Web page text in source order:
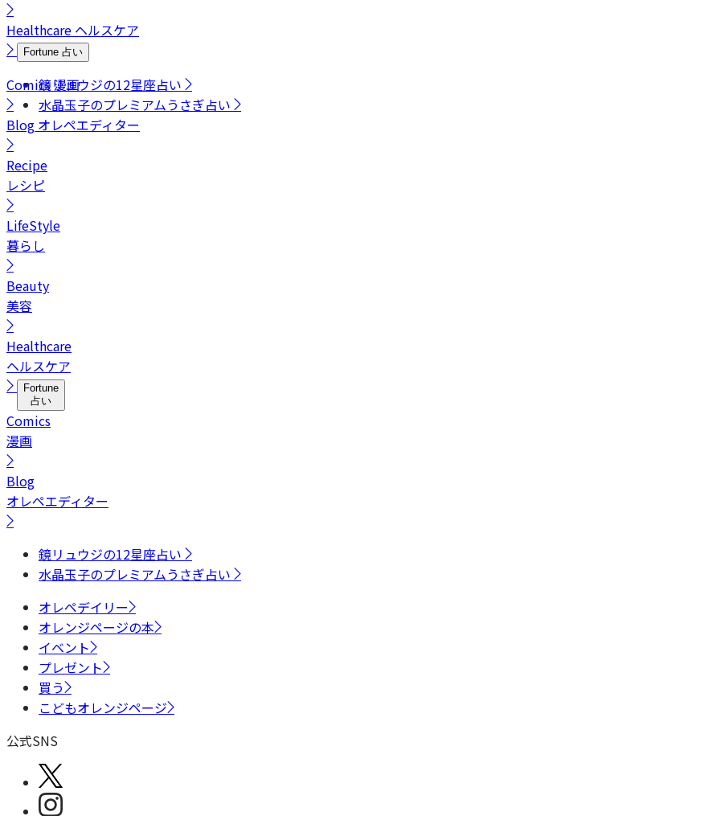
Healthcare ヘルスケア
Fortune 占い
鏡リュウジの12星座占い
水晶玉子のプレミアムうさぎ占い
Comics漫画
Blog オレペエディター
Recipe
レシピ
LifeStyle
暮らし
Beauty
美容
Healthcare
ヘルスケア
Fortune
占い
Comics
漫画
Blog
オレペエディター
鏡リュウジの12星座占い
水晶玉子のプレミアムうさぎ占い
オレペデイリー
オレンジページの本
イベント
プレゼント
買う
こどもオレンジページ
公式SNS